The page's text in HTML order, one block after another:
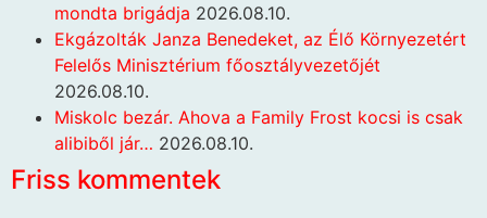
mondta brigádja 2026.08.10.
Ekgázolták Janza Benedeket, az Élő Környezetért
Felelős Minisztérium főosztályvezetőjét
2026.08.10.
Miskolc bezár. Ahova a Family Frost kocsi is csak
alibiből jár… 2026.08.10.
Friss kommentek